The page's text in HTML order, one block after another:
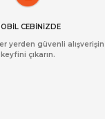
CEBİNİZDE
yerden güvenli alışverişin
keyfini çıkarın.